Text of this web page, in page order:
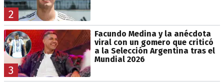
2
3
Facundo Medina y la anécdota
viral con un gomero que criticó
a la Selección Argentina tras el
Mundial 2026